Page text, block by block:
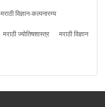
मराठी विज्ञान-कल्पनारम्य
मराठी ज्योतिषशास्त्र
मराठी विज्ञान